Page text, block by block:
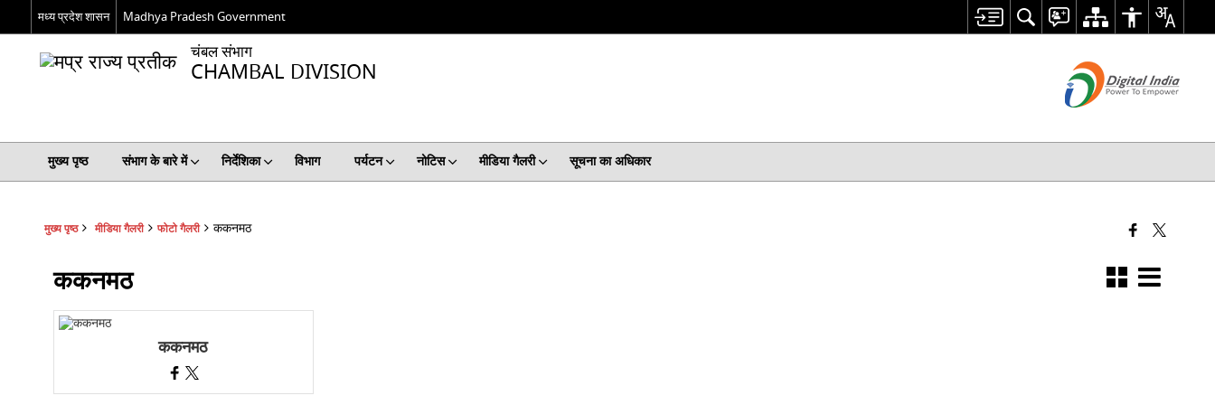
मध्य प्रदेश शासन Madhya Pradesh Government
चंबल संभाग
CHAMBAL DIVISION
मुख्य पृष्ठ संभाग के बारे में निर्देशिका विभाग पर्यटन नोटिस मीडिया गैलरी सूचना का अधिकार
मुख्य पृष्ठ मीडिया गैलरी फोटो गैलरी ककनमठ
ककनमठ
ककनमठ